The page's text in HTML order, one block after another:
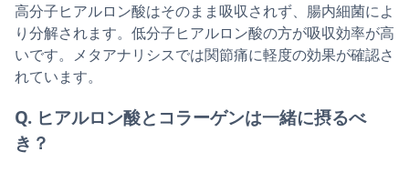
高分子ヒアルロン酸はそのまま吸収されず、腸内細菌によ
り分解されます。低分子ヒアルロン酸の方が吸収効率が高
いです。メタアナリシスでは関節痛に軽度の効果が確認さ
れています。
Q. ヒアルロン酸とコラーゲンは一緒に摂るべ
き？